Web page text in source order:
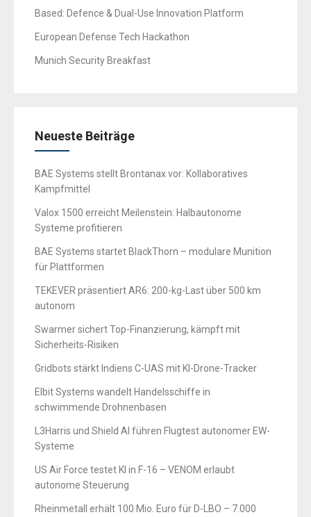
Based: Defence & Dual-Use Innovation Platform
European Defense Tech Hackathon
Munich Security Breakfast
Neueste Beiträge
BAE Systems stellt Brontanax vor: Kollaboratives
Kampfmittel
Valox 1500 erreicht Meilenstein: Halbautonome
Systeme profitieren
BAE Systems startet BlackThorn – modulare Munition
für Plattformen
TEKEVER präsentiert AR6: 200-kg-Last über 500 km
autonom
Swarmer sichert Top-Finanzierung, kämpft mit
Sicherheits-Risiken
Gridbots stärkt Indiens C-UAS mit KI-Drone-Tracker
Elbit Systems wandelt Handelsschiffe in
schwimmende Drohnenbasen
L3Harris und Shield AI führen Flugtest autonomer EW-
Systeme
US Air Force testet KI in F-16 – VENOM erlaubt
autonome Steuerung
Rheinmetall erhält 100 Mio. Euro für D-LBO – 7.000